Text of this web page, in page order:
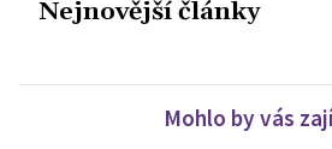
Nejnovější články
Mohlo by vás